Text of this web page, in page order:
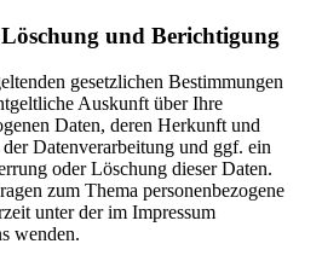
und Berichtigung
gesetzlichen Bestimmungen
Auskunft über Ihre
Daten, deren Herkunft und
Datenverarbeitung und ggf. ein
oder Löschung dieser Daten.
zum Thema personenbezogene
unter der im Impressum
wenden.